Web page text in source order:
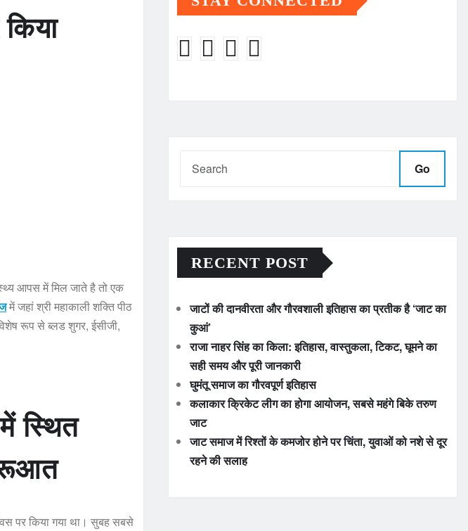
आपस में मिल जाते है तो एक
में जहां श्री महाकाली शक्ति पीठ
रूप से ब्लड शुगर, ईसीजी,
स्थित
पर किया गया था। सुबह सबसे
Go
RECENT POST
जाटों की दानवीरता और गौरवशाली इतिहास का प्रतीक है ‘जाट का
कुआं’
राजा नाहर सिंह का किला: इतिहास, वास्तुकला, टिकट, घूमने का
सही समय और पूरी जानकारी
घुमंतू समाज का गौरवपूर्ण इतिहास
कलाकार क्रिकेट लीग का होगा आयोजन, सबसे महंगे बिके तरुण
जाट
जाट समाज में रिश्तों के कमजोर होने पर चिंता, युवाओं को नशे से दूर
रहने की सलाह